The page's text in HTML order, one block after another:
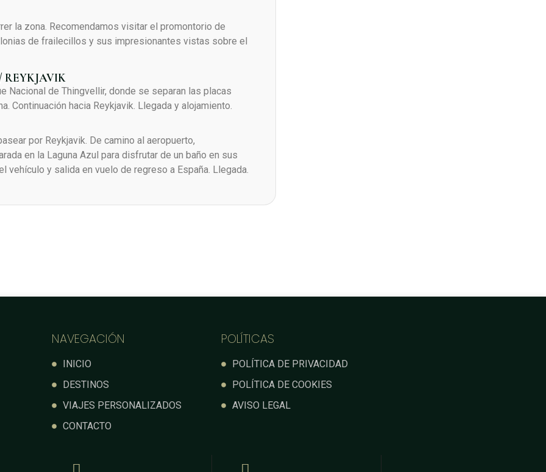
la zona. Recomendamos visitar el promontorio de
de frailecillos y sus impresionantes vistas sobre el
Nacional de Thingvellir, donde se separan las placas
Continuación hacia Reykjavik. Llegada y alojamiento.
por Reykjavik. De camino al aeropuerto,
en la Laguna Azul para disfrutar de un baño en sus
vehículo y salida en vuelo de regreso a España. Llegada.
NAVEGACIÓN
INICIO
DESTINOS
VIAJES PERSONALIZADOS
CONTACTO
POLÍTICAS
POLÍTICA DE PRIVACIDAD
POLÍTICA DE COOKIES
AVISO LEGAL